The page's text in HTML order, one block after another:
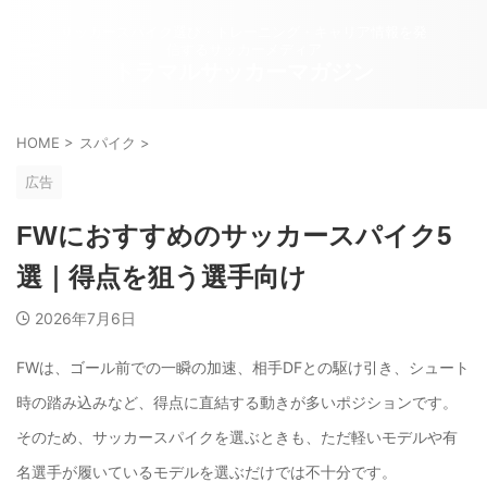
HOME > スパイク >
広告
FWにおすすめのサッカースパイク5
選｜得点を狙う選手向け
2026年7月6日
FWは、ゴール前での一瞬の加速、相手DFとの駆け引き、シュート
時の踏み込みなど、得点に直結する動きが多いポジションです。
そのため、サッカースパイクを選ぶときも、ただ軽いモデルや有
名選手が履いているモデルを選ぶだけでは不十分です。